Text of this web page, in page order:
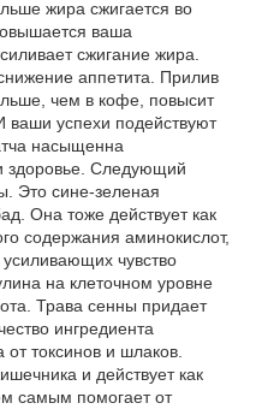
жира сжигается во
ваша
сжигание жира.
аппетита. Прилив
чем в кофе, повысит
ваши успехи подействуют
насыщенна
здоровье. Следующий
Это сине-зеленая
Она тоже действует как
содержания аминокислот,
чувство
на клеточном уровне
Трава сенны придает
ингредиента
от токсинов и шлаков.
и действует как
самым помогает от